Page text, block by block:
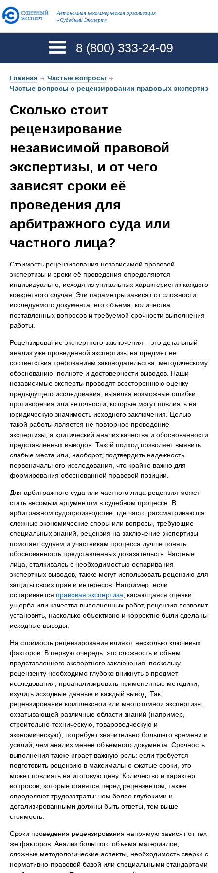
Автономная некоммерческая организация
«Судебный Эксперт»
8 (800) 333-24-09
Главная → Частые вопросы →
Частые вопросы о рецензировании правовых экспертиз
Сколько стоит
рецензирование
независимой правовой
экспертизы, и от чего
зависят сроки её
проведения для
арбитражного суда или
частного лица?
Стоимость рецензирования независимой правовой
экспертизы и сроки её проведения определяются
индивидуально, исходя из уникальных характеристик каждого
конкретного случая. Эти параметры зависят от сложности
исследуемого документа, его объема, количества
поставленных вопросов и требуемой срочности выполнения
работы.
Рецензирование экспертного заключения – это детальный
анализ уже проведенной экспертизы на предмет ее
соответствия требованиям законодательства, методическому
обоснованию, полноте и достоверности выводов. Наши
независимые эксперты проводят всестороннюю оценку
предыдущего исследования, выявляя возможные ошибки,
противоречия или неточности, которые могут повлиять на
юридическую значимость исходного заключения. Целью
такой работы является не повторное проведение
экспертизы, а критический анализ качества и обоснованности
представленных выводов. Такой подход позволяет выявить
слабые места или, наоборот, подтвердить надежность
первоначального исследования, что крайне важно для
формирования обоснованной правовой позиции.
Для арбитражного суда или частного лица рецензия может
стать весомым аргументом в судебном процессе. В
арбитражном судопроизводстве, где часто рассматриваются
сложные экономические споры или вопросы, требующие
специальных знаний, рецензия на заключение экспертизы
помогает судьям и участникам процесса лучше понять
обоснованность представленных доказательств. Частные
лица, сталкиваясь с необходимостью оспаривания
экспертных выводов, также могут использовать рецензию для
защиты своих прав и интересов. Например, если
оспаривается правовая экспертиза, касающаяся оценки
ущерба или качества выполненных работ, рецензия позволит
установить, насколько объективно и корректно были сделаны
исходные выводы.
На стоимость рецензирования влияют несколько ключевых
факторов. В первую очередь, это сложность и объем
представленного экспертного заключения, поскольку
рецензенту необходимо глубоко вникнуть в предмет
исследования, проанализировать примененные методики,
изучить исходные данные и каждый вывод. Так,
рецензирование комплексной или многотомной экспертизы,
охватывающей различные области знаний (например,
строительно-техническую, товароведческую и
экономическую), потребует значительно большего времени и
усилий, чем анализ менее объемного документа. Срочность
выполнения также играет важную роль: если требуется
подготовить рецензию в максимально сжатые сроки, это
может повлиять на итоговую цену. Количество и характер
вопросов, которые ставятся перед рецензентом, также
определяют трудозатраты: чем более глубокими и
детализированными должны быть ответы, тем выше
стоимость.
Сроки проведения рецензирования напрямую зависят от тех
же факторов. Анализ большого объема материалов,
сложные методологические аспекты, необходимость сверки с
нормативно-правовой базой или специальными стандартами